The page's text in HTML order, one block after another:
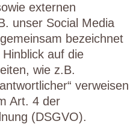
externen
unser Social Media
bezeichnet
auf die
wie z.B.
verweisen
Art. 4 der
(DSGVO).